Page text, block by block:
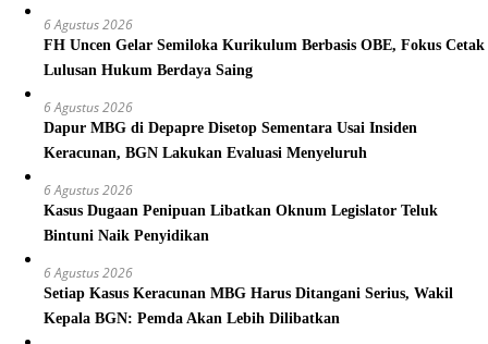
6 Agustus 2026
FH Uncen Gelar Semiloka Kurikulum Berbasis OBE, Fokus Cetak
Lulusan Hukum Berdaya Saing
6 Agustus 2026
Dapur MBG di Depapre Disetop Sementara Usai Insiden
Keracunan, BGN Lakukan Evaluasi Menyeluruh
6 Agustus 2026
Kasus Dugaan Penipuan Libatkan Oknum Legislator Teluk
Bintuni Naik Penyidikan
6 Agustus 2026
Setiap Kasus Keracunan MBG Harus Ditangani Serius, Wakil
Kepala BGN: Pemda Akan Lebih Dilibatkan